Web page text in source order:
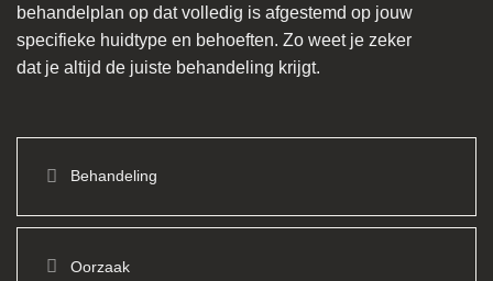
behandelplan op dat volledig is afgestemd op jouw
specifieke huidtype en behoeften. Zo weet je zeker
dat je altijd de juiste behandeling krijgt.
Behandeling
Oorzaak